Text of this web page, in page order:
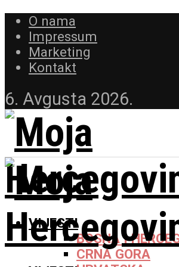
O nama
Impressum
Marketing
Kontakt
6. Avgusta 2026.
VIJESTI
BOSNA I
CRNA GORA